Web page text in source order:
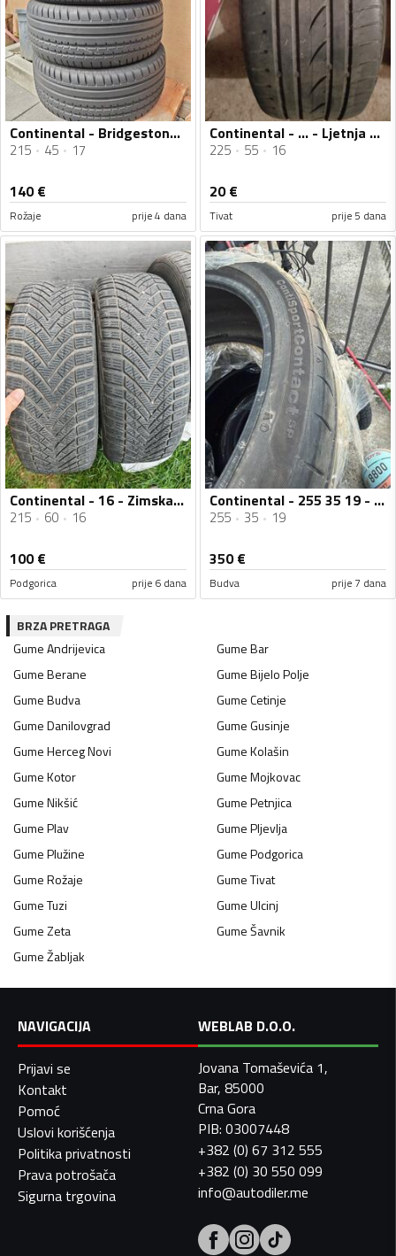
Continental - Bridgestone 17" i Continental 18" - Ljetnja guma
215 45 17
140€
Rožaje prije 4 dana
Continental - ... - Ljetnja guma
225 55 16
20€
Tivat prije 5 dana
Continental - 16 - Zimska guma
215 60 16
100€
Podgorica prije 6 dana
Continental - 255 35 19 - Ljetnja guma
255 35 19
350€
Budva prije 7 dana
BRZA PRETRAGA
GumeAndrijevica GumeBar
GumeBerane GumeBijelo Polje
GumeBudva GumeCetinje
GumeDanilovgrad GumeGusinje
GumeHerceg Novi GumeKolašin
GumeKotor GumeMojkovac
GumeNikšić GumePetnjica
GumePlav GumePljevlja
GumePlužine GumePodgorica
GumeRožaje GumeTivat
GumeTuzi GumeUlcinj
GumeZeta GumeŠavnik
GumeŽabljak
NAVIGACIJA
Prijavi se
Kontakt
Pomoć
Uslovi korišćenja
Politika privatnosti
Prava potrošača
Sigurna trgovina
WEBLAB D.O.O.
Jovana Tomaševića 1,
Bar, 85000
Crna Gora
PIB: 03007448
+382 (0) 67 312 555
+382 (0) 30 550 099
info@autodiler.me